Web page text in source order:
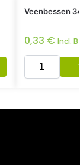
Veenbessen
0,33 € Incl.